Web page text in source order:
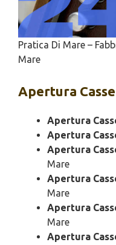
Pratica Di Mare –
Mare
Apertura
Apertura
Apertura
Apertura
Mare
Apertura
Mare
Apertura
Mare
Apertura